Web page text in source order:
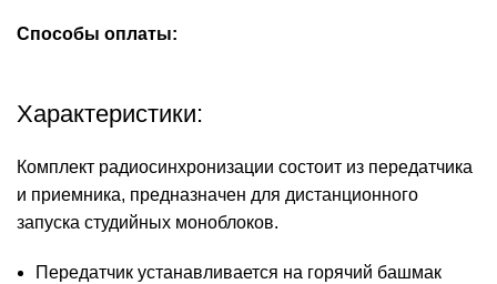
Способы оплаты:
Характеристики:
Комплект радиосинхронизации состоит из передатчика
и приемника, предназначен для дистанционного
запуска студийных моноблоков.
Передатчик устанавливается на горячий башмак